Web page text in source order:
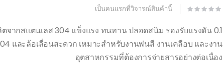
เป็นคนแรกที่วิจารณ์สินค้านี้
ตจากสแตนเลส 304 แข็งแรง ทนทาน ปลอดสนิม รองรับแรงดัน 0.1
และล้อเลื่อนสะดวก เหมาะสำหรับงานพ่นสี งานเคลือบ และงาน
อุตสาหกรรมที่ต้องการจ่ายสารอย่างต่อเนื่อง